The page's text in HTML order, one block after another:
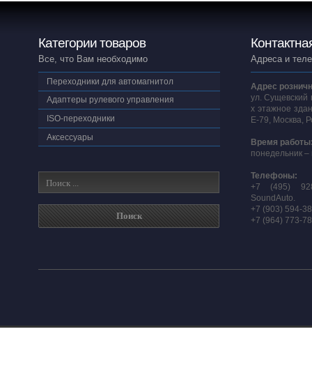
Категории товаров
Все, что Вам необходимо
Переходники для автомагнитол
Адаптеры рулевого управления
ISO-переходники
Аксессуары
Адреса и
Адрес
ул. Сущевский
х этажное
E-79, Москва,
Время
понедельник –
Телефоны:
+7 (495)
SoundAuto.
+7 (903) 594-
+7 (964) 773-